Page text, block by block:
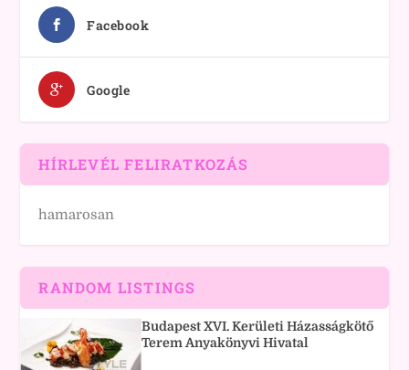
Facebook
Google
HÍRLEVÉL FELIRATKOZÁS
hamarosan
RANDOM LISTINGS
Budapest XVI. Kerületi Házasságkötő
Terem Anyakönyvi Hivatal